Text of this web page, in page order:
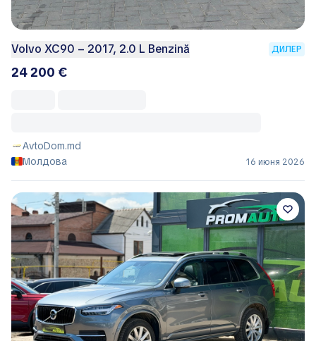
Volvo XC90 – 2017, 2.0 L Benzină ДИЛЕР
24 200 €
AvtoDom.md
Молдова
16 июня 2026